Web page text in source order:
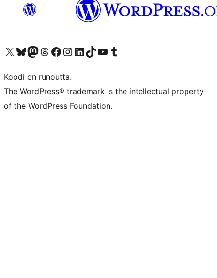
Visit our X (formerly Twitter) account
Visit our Bluesky account
Visit our Mastodon account
Visit our Threads account
Visit our Facebook page
Visit our Instagram account
Visit our LinkedIn account
Visit our TikTok account
Näytä YouTube-kanava
Visit our Tumblr account
Koodi on runoutta.
The WordPress® trademark is the intellectual property
of the WordPress Foundation.